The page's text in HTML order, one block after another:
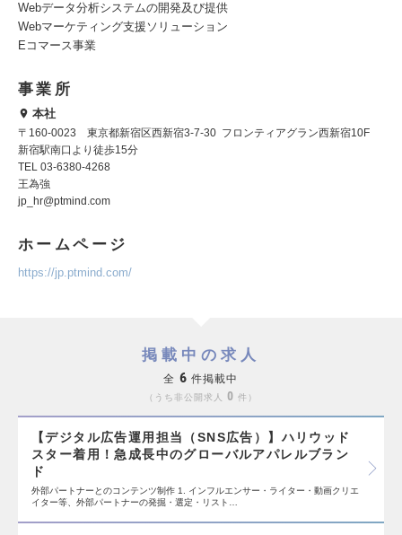
Webデータ分析システムの開発及び提供
Webマーケティング支援ソリューション
Eコマース事業
事業所
本社
〒160-0023 東京都新宿区西新宿3-7-30 フロンティアグラン西新宿10F
新宿駅南口より徒歩15分
TEL 03-6380-4268
王為強
jp_hr@ptmind.com
ホームページ
https://jp.ptmind.com/
掲載中の求人
全 6 件掲載中
うち非公開求人 0 件
【デジタル広告運用担当（SNS広告）】ハリウッド
スター着用！急成長中のグローバルアパレルブラン
ド
外部パートナーとのコンテンツ制作 1. インフルエンサー・ライター・動画クリエ
イター等、外部パートナーの発掘・選定・リスト…